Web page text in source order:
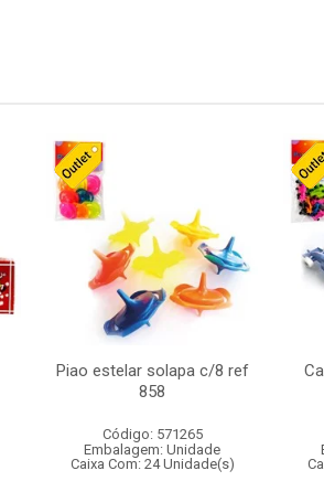
Piao estelar solapa c/8 ref
858
Código: 571265
Embalagem: Unidade
Caixa Com: 24 Unidade(s)